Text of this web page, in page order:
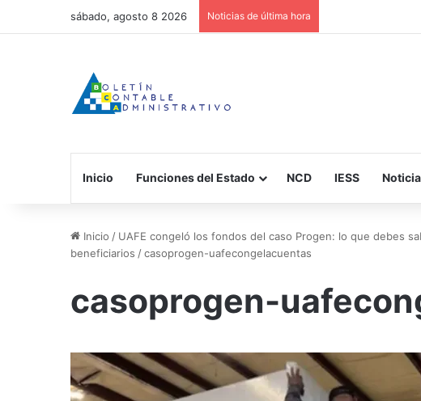
sábado, agosto 8 2026 Noticias de última hora
Inicio Funciones del Estado NCD IESS
Inicio / UAFE congeló los fondos del caso Progen: lo que debes
beneficiarios /casoprogen-uafecongelacuentas
casoprogen-